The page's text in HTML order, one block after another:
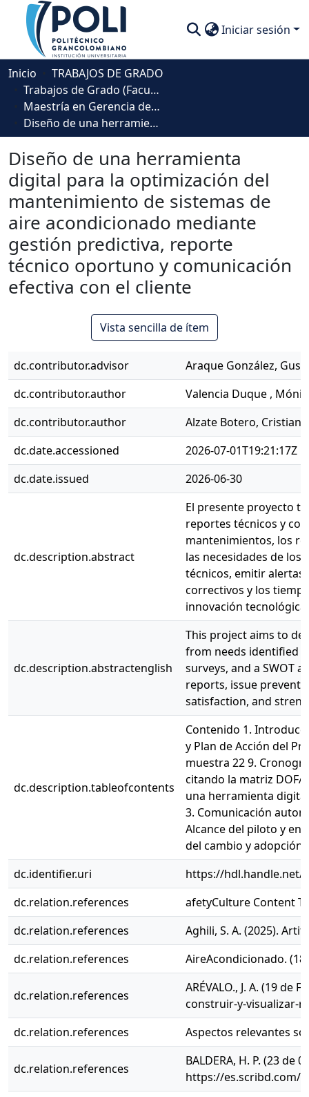
Iniciar sesión
Comunidades
Descubre
Estadísticas
Inicio
TRABAJOS DE GRADO
Trabajos de Grado (Facultad Ingeniería, Diseño e Innovación )
Maestría en Gerencia de Proyectos
Diseño de una herramienta digital para la optimización del mantenimiento de sistemas de aire acondicionado mediante gestión predictiva, reporte técnico oportuno y comunicación efectiva con el cliente
Diseño de una herramienta
digital para la optimización del
mantenimiento de sistemas de
aire acondicionado mediante
gestión predictiva, reporte
técnico oportuno y comunicación
efectiva con el cliente
Vista sencilla de ítem
dc.contributor.advisor
Araque González,
dc.contributor.author
Valencia Duque ,
dc.contributor.author
Alzate Botero, Cristian
dc.date.accessioned
2026-07-01T19:21:17Z
dc.date.issued
2026-06-30
dc.description.abstract
El presente proyecto
reportes técnicos y
mantenimientos, los
las necesidades de
técnicos, emitir alertas
correctivos y los
innovación tecnológica.
dc.description.abstractenglish
This project aims to
from needs identified
surveys, and a SWOT
reports, issue
satisfaction, and
dc.description.tableofcontents
Contenido 1.
y Plan de Acción del
muestra 22 9.
citando la matriz
una herramienta
3. Comunicación
Alcance del piloto y
del cambio y adopción
dc.identifier.uri
https://hdl.handle.net/
dc.relation.references
afetyCulture Content
dc.relation.references
Aghili, S. A. (2025).
dc.relation.references
AireAcondicionado.
dc.relation.references
ARÉVALO., J. A. (19
construir-y-visualizar-
dc.relation.references
Aspectos relevantes
dc.relation.references
BALDERA, H. P. (23
https://es.scribd.com/